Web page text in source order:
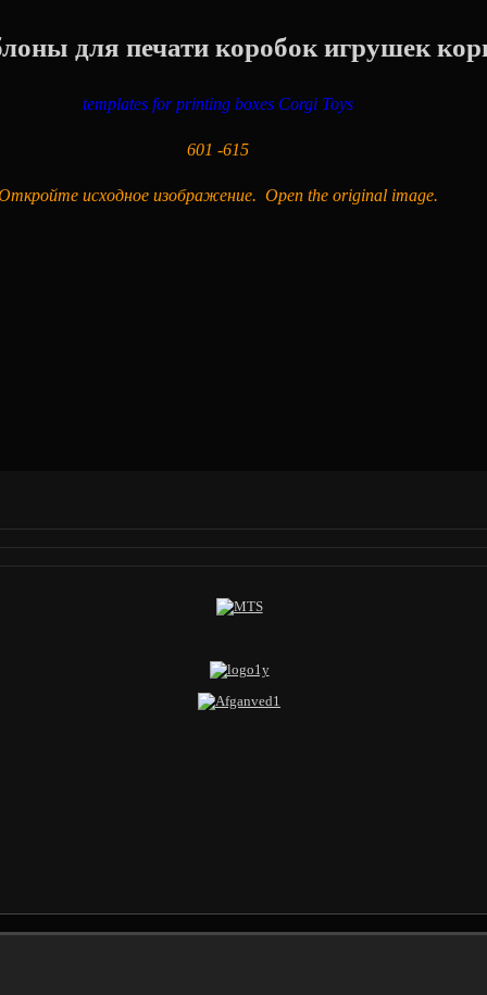
игрушек
templates for printing boxes Corgi Toys
601 -615
исходное изображение. Open the original image.